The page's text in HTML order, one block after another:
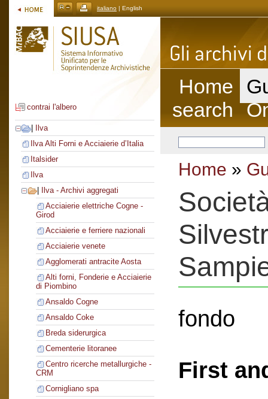
italiano | English
contrai l'albero
Ilva
Ilva Alti Forni e Acciaierie d’Italia
Italsider
Ilva
Ilva - Archivi aggregati
Acciaierie elettriche Cogne -
Girod
Acciaierie e ferriere nazionali
Acciaierie venete
Agglomerati antracite Aosta
Alti forni, Fonderie e Acciaierie
di Piombino
Ansaldo Cogne
Ansaldo Coke
Breda siderurgica
Cementerie litoranee
Centro ricerche metallurgiche -
CRM
Cornigliano spa
Home
search
Home »
fondo
First